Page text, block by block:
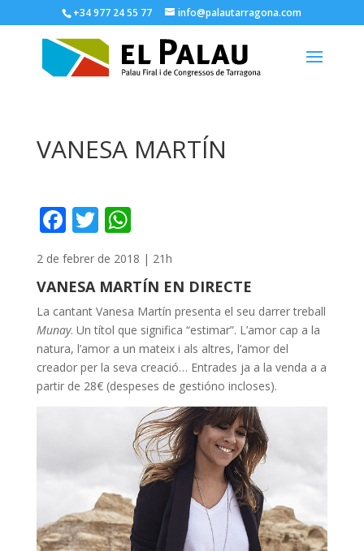
+34 977 24 55 77 info@palautarragona.com
VANESA MARTÍN
F
ac
e
b
o
o
k
T
w
itt
er
W
h
at
s
A
p
p
2 de febrer de 2018 | 21h
VANESA MARTÍN EN DIRECTE
La cantant Vanesa Martín presenta el seu darrer treball
Munay. Un títol que significa “estimar”. L’amor cap a la
natura, l’amor a un mateix i als altres, l’amor del
creador per la seva creació… Entrades ja a la venda a a
partir de 28€ (despeses de gestióno incloses).